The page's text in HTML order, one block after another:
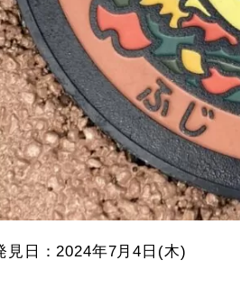
見日：2024年7月4日(木)